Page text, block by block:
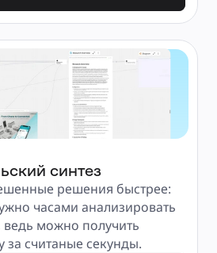
синтез
решения быстрее:
часами анализировать
можно получить
за считаные секунды.